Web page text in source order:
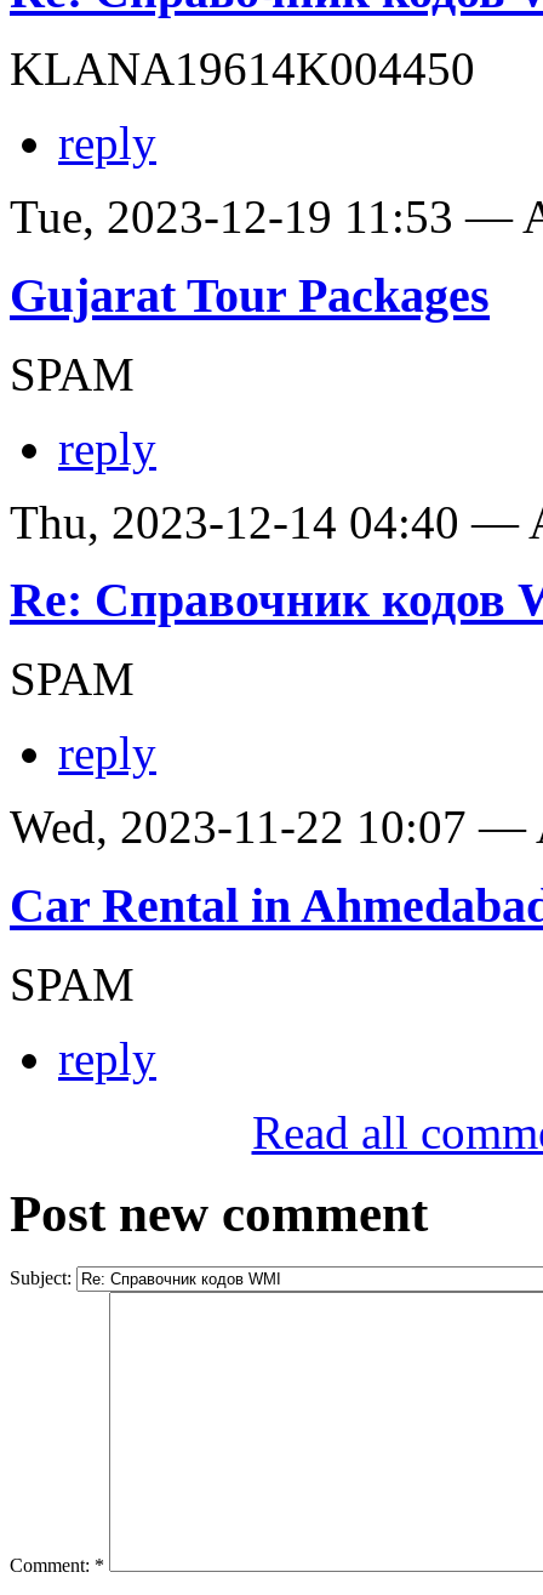
KLANA19614K004450
reply
Tue, 2023-12-19 11:53 —
Gujarat Tour Packages
SPAM
reply
Thu, 2023-12-14 04:40 —
Re: Справочник кодов
SPAM
reply
Wed, 2023-11-22 10:07 —
Car Rental in
SPAM
reply
Read all
Post new comment
Subject:
Comment: *